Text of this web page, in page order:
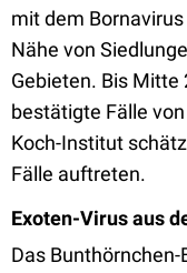
mit dem
Nähe von
Gebieten. Bis
bestätigte Fälle
Koch-Institut
Fälle auftreten.
Exoten-Virus aus
Das Bunthörnchen-